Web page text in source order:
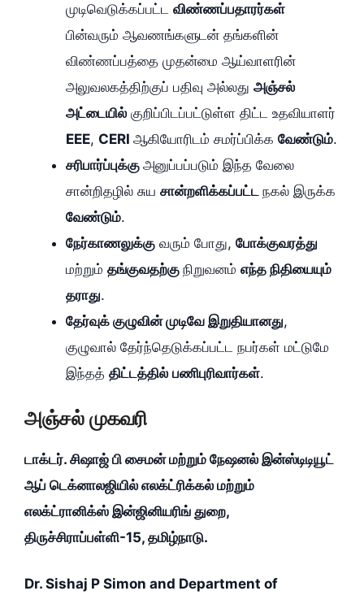
முடிவெடுக்கப்பட்ட விண்ணப்பதாரர்கள்
பின்வரும் ஆவணங்களுடன் தங்களின்
விண்ணப்பத்தை முதன்மை ஆய்வாளரின்
அலுவலகத்திற்குப் பதிவு அல்லது அஞ்சல்
அட்டையில் குறிப்பிடப்பட்டுள்ள திட்ட உதவியாளர்
EEE, CERI ஆகியோரிடம் சமர்ப்பிக்க வேண்டும்.
சரிபார்ப்புக்கு அனுப்பப்படும் இந்த வேலை
சான்றிதழில் சுய சான்றளிக்கப்பட்ட நகல் இருக்க
வேண்டும்.
நேர்காணலுக்கு வரும் போது, போக்குவரத்து
மற்றும் தங்குவதற்கு நிறுவனம் எந்த நிதியையும்
தராது.
தேர்வுக் குழுவின் முடிவே இறுதியானது,
குழுவால் தேர்ந்தெடுக்கப்பட்ட நபர்கள் மட்டுமே
இந்தத் திட்டத்தில் பணிபுரிவார்கள்.
அஞ்சல் முகவரி
டாக்டர். சிஷாஜ் பி சைமன் மற்றும் நேஷனல் இன்ஸ்டிடியூட்
ஆப் டெக்னாலஜியில் எலக்ட்ரிக்கல் மற்றும்
எலக்ட்ரானிக்ஸ் இன்ஜினியரிங் துறை,
திருச்சிராப்பள்ளி-15, தமிழ்நாடு.
Dr. Sishaj P Simon and Department of